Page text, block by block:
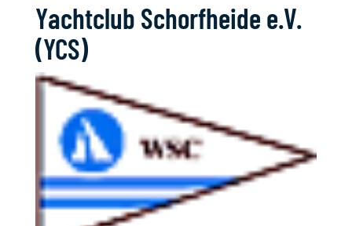
Yachtclub Schorfheide e.V.
(YCS)